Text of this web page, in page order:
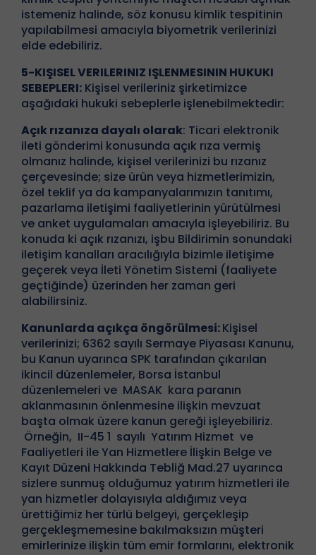
istemeniz halinde, söz konusu kimlik tespitinin
yapılabilmesi amacıyla biyometrik verilerinizi
elde edebiliriz.
5-KIŞISEL VERILERINIZ IŞLENMESININ HUKUKI
SEBEPLERI: Kişisel verileriniz şirketimizce
aşağıdaki hukuki sebeplerle işlenebilmektedir:
Açık rızanıza dayalı olarak: Ticari elektronik
ileti gönderimi konusunda açık rıza vermiş
olmanız halinde, kişisel verilerinizi bu rızanız
çerçevesinde; size ürün veya hizmetlerimizin,
özel teklif ya da kampanyalarımızın tanıtımı,
pazarlama iletişimi faaliyetlerinin yürütülmesi
ve anket uygulamaları amacıyla işleyebiliriz. Bu
konuda ki açık rızanızı, işbu Bildirimin sonundaki
iletişim kanalları aracılığıyla bizimle iletişime
geçerek veya İleti Yönetim Sistemi (faaliyete
geçtiğinde) üzerinden her zaman geri
alabilirsiniz.
Kanunlarda açıkça öngörülmesi:Kişisel
verilerinizi; 6362 sayılı Sermaye Piyasası Kanunu,
bu Kanun uyarınca SPK tarafından çıkarılan
ikincil düzenlemeler, Borsa İstanbul
düzenlemeleri ve MASAK kara paranın
aklanmasının önlenmesine ilişkin mevzuat
başta olmak üzere kanun gereği işleyebiliriz.
Örneğin, II-45 1 sayılı Yatırım Hizmet ve
Faaliyetleri ile Yan Hizmetlere İlişkin Belge ve
Kayıt Düzeni Hakkında Tebliğ Mad.27 uyarınca
sizlere sunmuş olduğumuz yatırım hizmetleri ile
yan hizmetler dolayısıyla aldığımız veya
ürettiğimiz her türlü belgeyi, gerçekleşip
gerçekleşmemesine bakılmaksızın müşteri
emirlerinize ilişkin tüm emir formlarını, elektronik